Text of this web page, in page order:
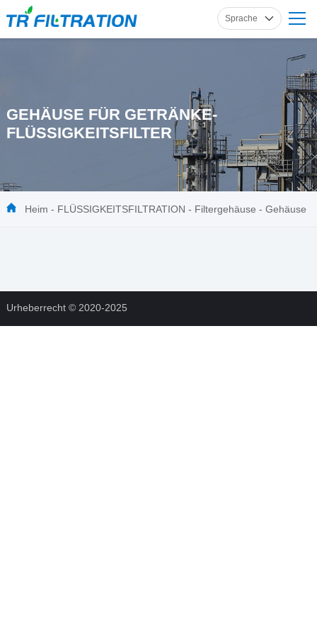
Sprache
Englisch
GEHÄUSE FÜR GETRÄNKE-
FLÜSSIGKEITSFILTER
Heim - FLÜSSIGKEITSFILTRATION - Filtergehäuse - Gehäuse
Urheberrecht © 2020-2025